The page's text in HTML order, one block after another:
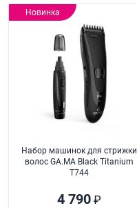
Новинка
Набор машинок для стрижки
волос GA.MA Black Titanium
T744
4 790₽